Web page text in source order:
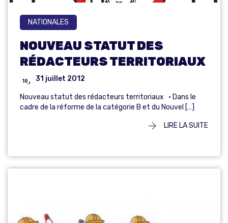
NATIONALES
NOUVEAU STATUT DES
RÉDACTEURS TERRITORIAUX
31 juillet 2012
Nouveau statut des rédacteurs territoriaux • Dans le
cadre de la réforme de la catégorie B et du Nouvel […]
LIRE LA SUITE